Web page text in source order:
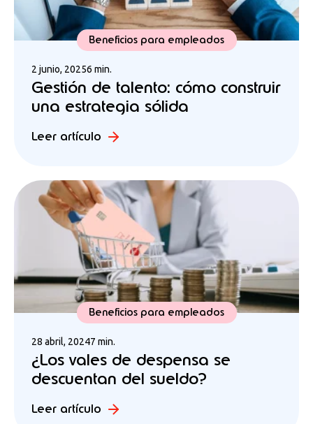
Beneficios para empleados
2 junio, 20256 min.
Gestión de talento: cómo construir
una estrategia sólida
Leer artículo
Beneficios para empleados
28 abril, 20247 min.
¿Los vales de despensa se
descuentan del sueldo?
Leer artículo